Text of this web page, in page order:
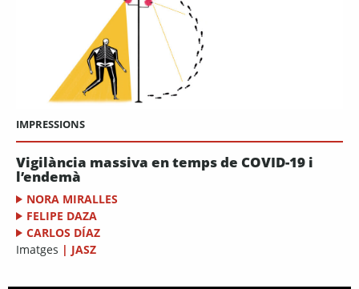
IMPRESSIONS
Vigilància massiva en temps de COVID-19 i
l’endemà
NORA MIRALLES
FELIPE DAZA
CARLOS DÍAZ
Imatges | JASZ